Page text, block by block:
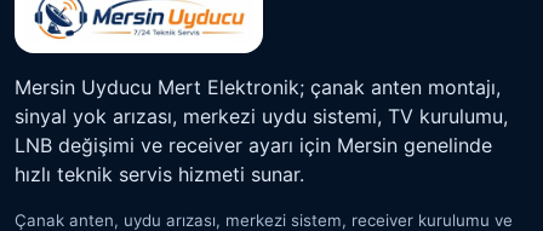
Mersin Uyducu Mert Elektronik; çanak anten montajı,
sinyal yok arızası, merkezi uydu sistemi, TV kurulumu,
LNB değişimi ve receiver ayarı için Mersin genelinde
hızlı teknik servis hizmeti sunar.
Çanak anten, uydu arızası, merkezi sistem, receiver kurulumu ve